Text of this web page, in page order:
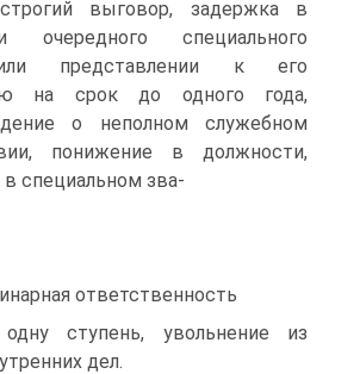
выговор, задержка в
очередного специального
представлении к его
на срок до одного года,
о неполном служебном
понижение в должности,
специальном зва-
ответственность
ступень, увольнение из
дел.